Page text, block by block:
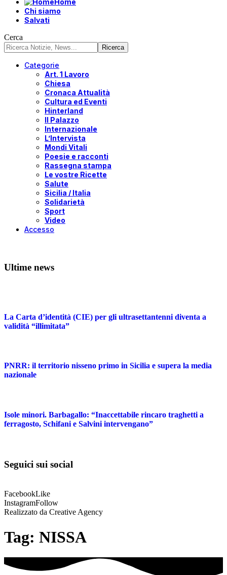
Home
Chi siamo
Salvati
Cerca
Categorie
Art. 1 Lavoro
Chiesa
Cronaca Attualità
Cultura ed Eventi
Hinterland
Il Palazzo
Internazionale
L’Intervista
Mondi Vitali
Poesie e racconti
Rassegna stampa
Le vostre Ricette
Salute
Sicilia / Italia
Solidarietà
Sport
Video
Accesso
Ultime news
La Carta d’identità (CIE) per gli ultrasettantenni diventa a
validità “illimitata”
PNRR: il territorio nisseno primo in Sicilia e supera la media
nazionale
Isole minori. Barbagallo: “Inaccettabile rincaro traghetti a
ferragosto, Schifani e Salvini intervengano”
Seguici sui social
FacebookLike
InstagramFollow
Realizzato da Creative Agency
Tag: NISSA